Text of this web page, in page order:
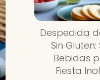
Despedida
Sin
Bebidas
Fiesta